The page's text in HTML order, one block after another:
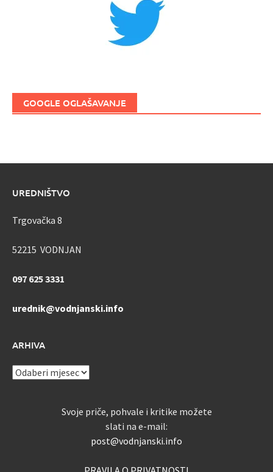
GOOGLE OGLAŠAVANJE
UREDNIŠTVO
Trgovačka 8
52215 VODNJAN
097 625 3331
urednik@vodnjanski.info
ARHIVA
ARHIVA
Svoje priče, pohvale i kritike možete
slati na e-mail:
post@vodnjanski.info